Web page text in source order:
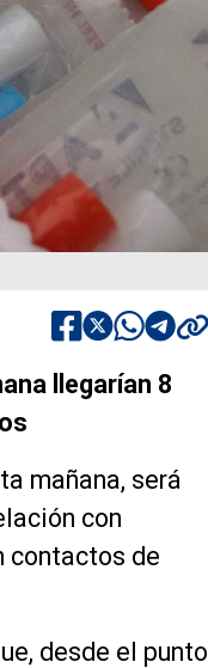
llegarían 8
mañana, será
con
contactos de
desde el punto